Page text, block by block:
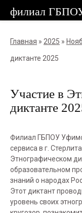
Главная » 2025 »
диктанте 2025
Участие в
диктанте
Филиал ГБПОУ
сервиса в г.
Этнографическом
образовательном
знаний о народах
Этот диктант
уровень своих